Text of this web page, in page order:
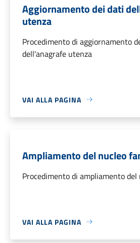
Aggiornamento dei dati
utenza
Procedimento di aggiornamento
dell'anagrafe utenza
VAI ALLA PAGINA
Ampliamento del nucleo
Procedimento di ampliamento
VAI ALLA PAGINA